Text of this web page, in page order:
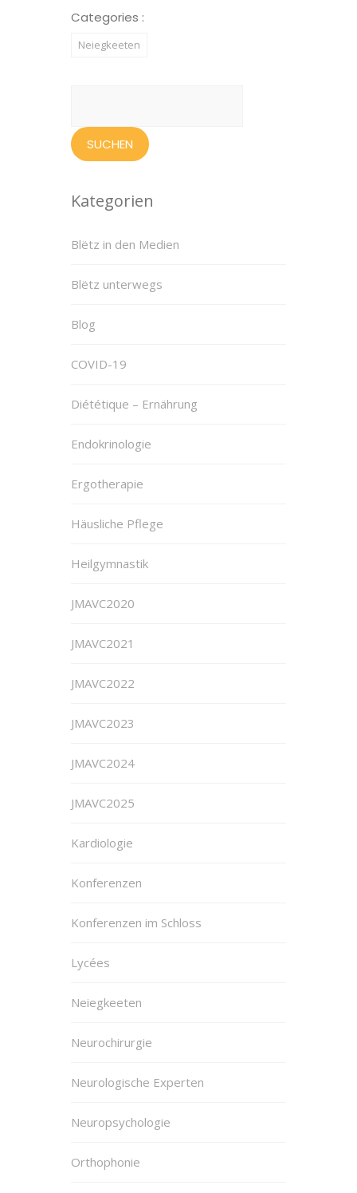
Categories :
Neiegkeeten
Kategorien
Blëtz in den Medien
Blëtz unterwegs
Blog
COVID-19
Diététique – Ernährung
Endokrinologie
Ergotherapie
Häusliche Pflege
Heilgymnastik
JMAVC2020
JMAVC2021
JMAVC2022
JMAVC2023
JMAVC2024
JMAVC2025
Kardiologie
Konferenzen
Konferenzen im Schloss
Lycées
Neiegkeeten
Neurochirurgie
Neurologische Experten
Neuropsychologie
Orthophonie